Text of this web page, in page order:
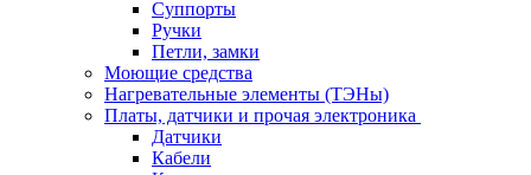
Суппорты
Ручки
Петли, замки
Моющие средства
Нагревательные элементы (ТЭНы)
Платы, датчики и прочая электроника
Датчики
Кабели